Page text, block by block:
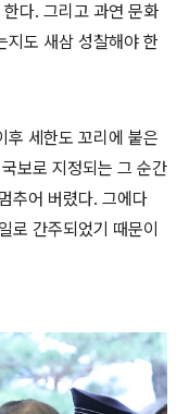
다. 그리고 과연 문화
지도 새삼 성찰해야 한
후 세한도 꼬리에 붙은
보로 지정되는 그 순간
추어 버렸다. 그에다
로 간주되었기 때문이